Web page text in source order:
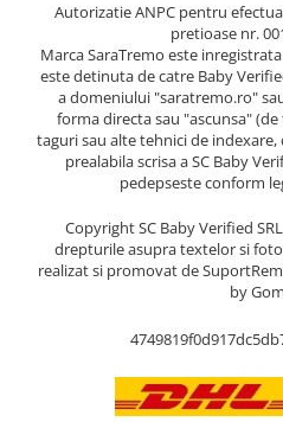
Autorizatie ANPC pentru
pretioase nr.
Marca SaraTremo este
este detinuta de catre Baby
a domeniului "saratremo.ro"
forma directa sau "ascunsa"
taguri sau alte tehnici de
prealabila scrisa a SC Baby
pedepseste conform
Copyright SC Baby Verified
drepturile asupra textelor si
realizat si promovat de
by